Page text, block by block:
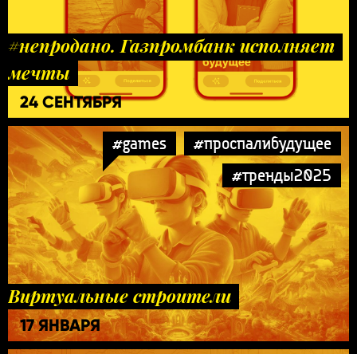
#непродано. Газпромбанк исполняет
мечты
24 СЕНТЯБРЯ
#games
#проспалибудущее
#тренды2025
Виртуальные строители
17 ЯНВАРЯ